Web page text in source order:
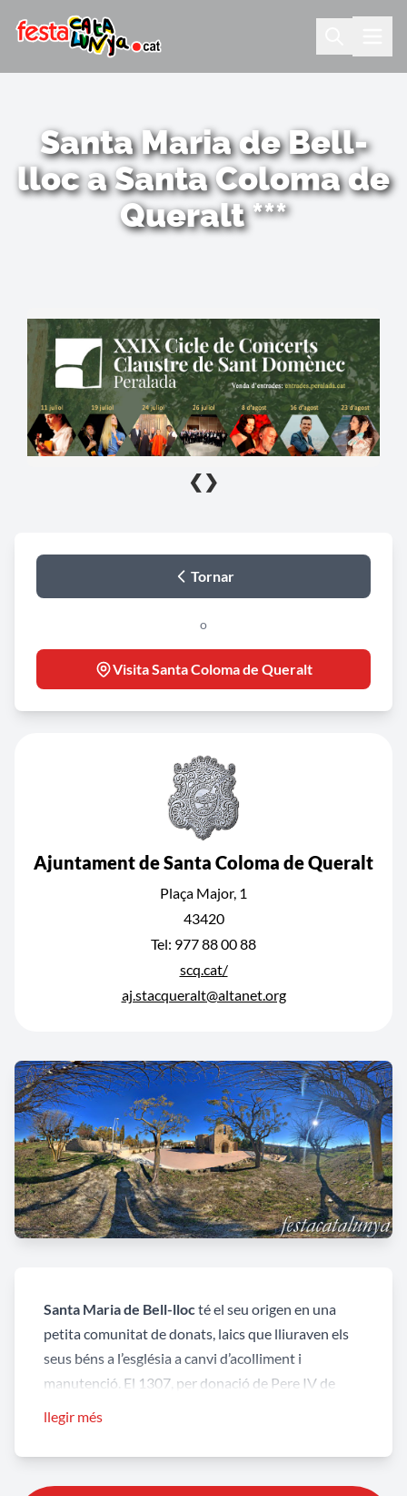
Santa Maria de Bell-
lloc a Santa Coloma de
Queralt ***
❮ ❯
Tornar
o
Visita Santa Coloma de Queralt
Ajuntament de Santa Coloma de Queralt
Plaça Major, 1
43420
Tel: 977 88 00 88
scq.cat/
aj.stacqueralt@altanet.org
Santa Maria de Bell-llocté el seu origen en una
petita comunitat de donats, laics que lliuraven els
seus béns a l’església a canvi d’acolliment i
manutenció. El 1307, per donació de Pere IV de
llegir més